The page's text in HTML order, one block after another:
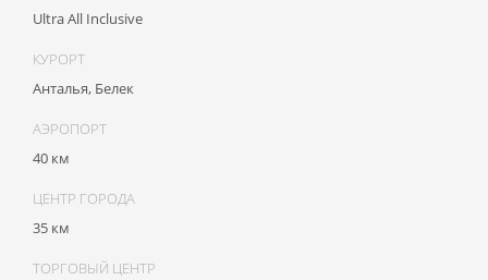
Ultra All Inclusive
КУРОРТ
Анталья, Белек
АЭРОПОРТ
40 км
ЦЕНТР ГОРОДА
35 км
ТОРГОВЫЙ ЦЕНТР